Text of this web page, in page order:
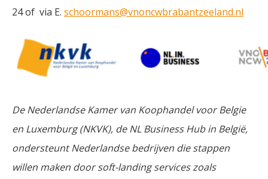
24 of via E. schoormans@vnoncwbrabantzeeland.nl
De Nederlandse Kamer van Koophandel voor Belgie
en Luxemburg (NKVK), de NL Business Hub in België,
ondersteunt Nederlandse bedrijven die stappen
willen maken door soft-landing services zoals